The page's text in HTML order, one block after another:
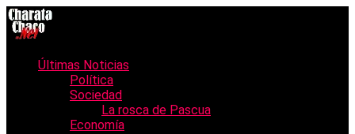
Últimas Noticias
Política
Sociedad
La rosca de Pascua
Economía